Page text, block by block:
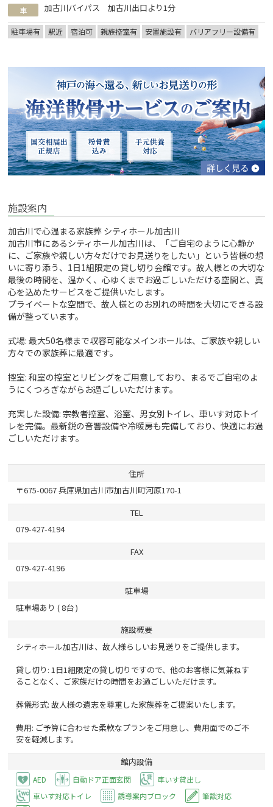
車 加古川バイパス 加古川出口より1分
駐車場有 駅近 宿泊可 親族控室有 安置施設有 バリアフリー設備有
施設案内
加古川で心温まる家族葬 シティホール加古川
加古川市にあるシティホール加古川は、「ご自宅のように心静か
に、ご家族や親しい方々だけでお見送りをしたい」という皆様の想
いに寄り添う、1日1組限定の貸し切り会館です。故人様との大切な
最後の時間を、温かく、心ゆくまでお過ごしいただける空間と、真
心を込めたサービスをご提供いたします。
プライベートな空間で、故人様とのお別れの時間を大切にできる設
備が整っています。
式場: 最大50名様まで収容可能なメインホールは、ご家族や親しい
方々での家族葬に最適です。
控室: 和室の控室とリビングをご用意しており、まるでご自宅のよ
うにくつろぎながらお過ごしいただけます。
充実した設備: 宗教者控室、浴室、男女別トイレ、車いす対応トイ
レを完備。最新鋭の音響設備や冷暖房も完備しており、快適にお過
ごしいただけます。
住所
〒675-0067 兵庫県加古川市加古川町河原170-1
TEL
079-427-4194
FAX
079-427-4196
駐車場
駐車場あり ( 8台 )
施設概要
シティホール加古川は、故人様らしいお見送りをご提供します。
貸し切り: 1日1組限定の貸し切りですので、他のお客様に気兼ねす
ることなく、ご家族だけの時間をお過ごしいただけます。
葬儀形式: 故人様の遺志を尊重した家族葬をご提案いたします。
費用: ご予算に合わせた柔軟なプランをご用意し、費用面でのご不
安を軽減します。
館内設備
AED 自動ドア正面玄関
車いす貸出し
車いす対応トイレ
誘導案内ブロック 筆談対応